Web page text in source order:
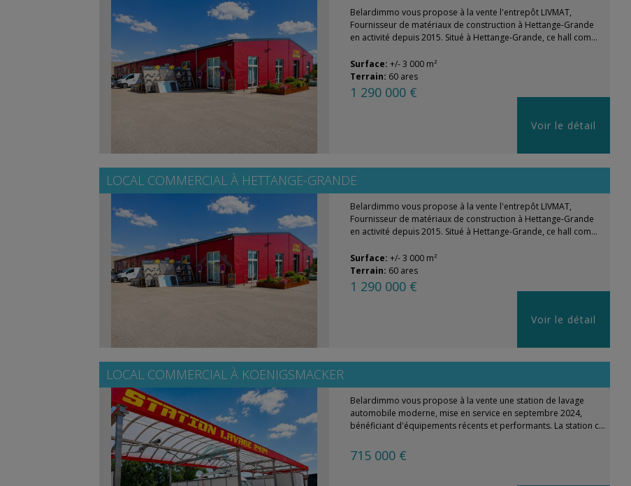
Belardimmo vous propose à la vente l'entrepôt LIVMAT,
Fournisseur de matériaux de construction à Hettange-Grande
en activité depuis 2015. Situé à Hettange-Grande, ce hall com...
Surface: +/- 3 000 m²
Terrain: 60 ares
1 290 000 €
Voir le détail
LOCAL COMMERCIAL À HETTANGE-GRANDE
Belardimmo vous propose à la vente l'entrepôt LIVMAT,
Fournisseur de matériaux de construction à Hettange-Grande
en activité depuis 2015. Situé à Hettange-Grande, ce hall com...
Surface: +/- 3 000 m²
Terrain: 60 ares
1 290 000 €
Voir le détail
LOCAL COMMERCIAL À KOENIGSMACKER
Belardimmo vous propose à la vente une station de lavage
automobile moderne, mise en service en septembre 2024,
bénéficiant d'équipements récents et performants. La station c...
715 000 €